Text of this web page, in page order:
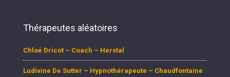
Thérapeutes aléatoires
Chloé Dricot – Coach – Herstal
Ludivine De Sutter – Hypnothérapeute – Chaudfontaine